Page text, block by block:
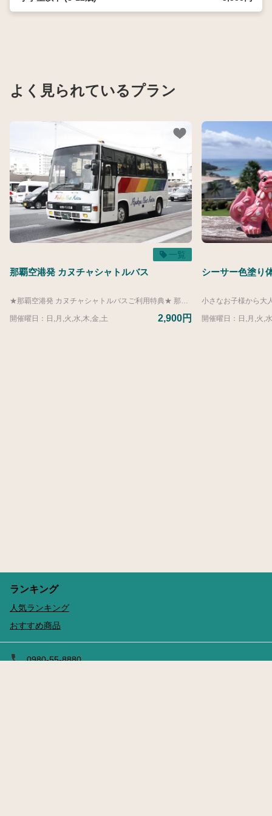
よく見られているプラン
一覧
那覇空港発 カヌチャシャトルバス
★那覇空港発 カヌチャシャトルバスご利用特典★ 那覇空港発 カヌチャシャトルバスをご利用のお客様に、那覇空港内の一部の飲食店でご利用いただける「ワンドリンクサービス券」をプレゼントいたします。 ● ご利用可能期間 2026/5/1(金)～2027/3/31(水) ● ご利用いただける店舗 ・空港食堂（1階） ・琉球村（4階） ・とんかつ新宿さぼてん（4階） ご利用について ・ご乗車前にご集合いただく那覇空港内「那覇バス空港案内所」にて、サービス券をお受け取りください。 ・店内でのお食事に限りご利用いただけます。テイクアウトやドリンクだけのご注文の場合はご利用いただけません。 ・1枚につき、お1人様1回までご利用いただけます。 －－－－－－－－－－－－－－－－－－－－－－－－－－－－－－－－－－－－－－－－－ 空港に着いて、バスに乗車。バスが停まったら、そこはカヌチャリゾート。 バスならではの高い車窓は景色もよく、ラクラク快適です。 那覇空港 発→ わんさか大浦パーク 経由→ カヌチャリゾート着 公式サイトからのご予約受付は、当日12:00までとなっております。 12:00以降のお申し込みにつきましては、お手数ですがレジャーカウンターまでお電話にてお問い合わせください。 レジャーカウンター：営業時間 8：30～19：00 TEL：0980-55-8649 ▼ヴィラ（カヌチャリゾートにお部屋を所有）またはゴルフメンバーシップのお客様は下記リンク先よりご予約ください。 https://activity.kanucha.jp/top/products/bd63f980-db6d-5141-a8f3-3917cb4a62c6?lng=ja 【2026年度運行ダイヤ】 ■運行期間 4/1-3/31 那覇空港発 １３：３０（わんさか１４：５０→カヌチャ１５：００着）
開催曜日：日,月,火,水,木,金,土 2,900円
シーサー色塗り
開催曜日：日,月,火,
ランキング
人気ランキング
おすすめ商品
0980-55-8880